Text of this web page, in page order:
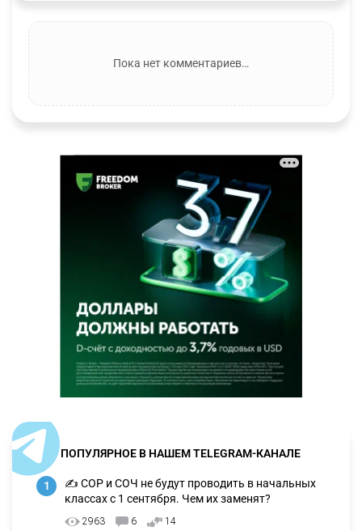
Пока нет комментариев…
ПОПУЛЯРНОЕ В НАШЕМ TELEGRAM-КАНАЛЕ
1
✍️ СОР и СОЧ не будут проводить в начальных
классах с 1 сентября. Чем их заменят?
2963 6 14